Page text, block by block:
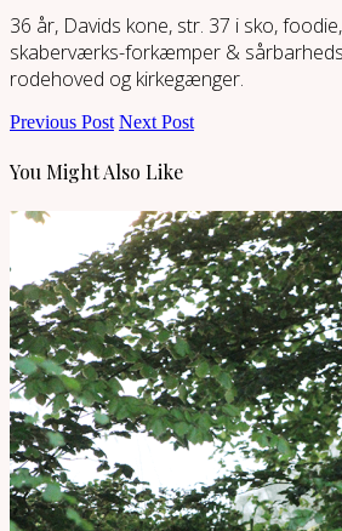
36 år, Davids kone, str. 37 i sko,
skaberværks-forkæmper &
rodehoved og kirkegænger.
Previous Post Next Post
You Might Also Like